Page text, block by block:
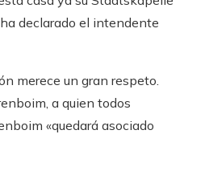
declarado el intendente
merece un gran respeto.
a quien todos
«quedará asociado